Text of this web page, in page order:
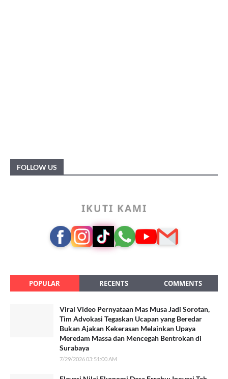
FOLLOW US
IKUTI KAMI
POPULAR RECENTS COMMENTS
Viral Video Pernyataan Mas Musa Jadi Sorotan,
Tim Advokasi Tegaskan Ucapan yang Beredar
Bukan Ajakan Kekerasan Melainkan Upaya
Meredam Massa dan Mencegah Bentrokan di
Surabaya
7/29/2026 03:51:00 AM